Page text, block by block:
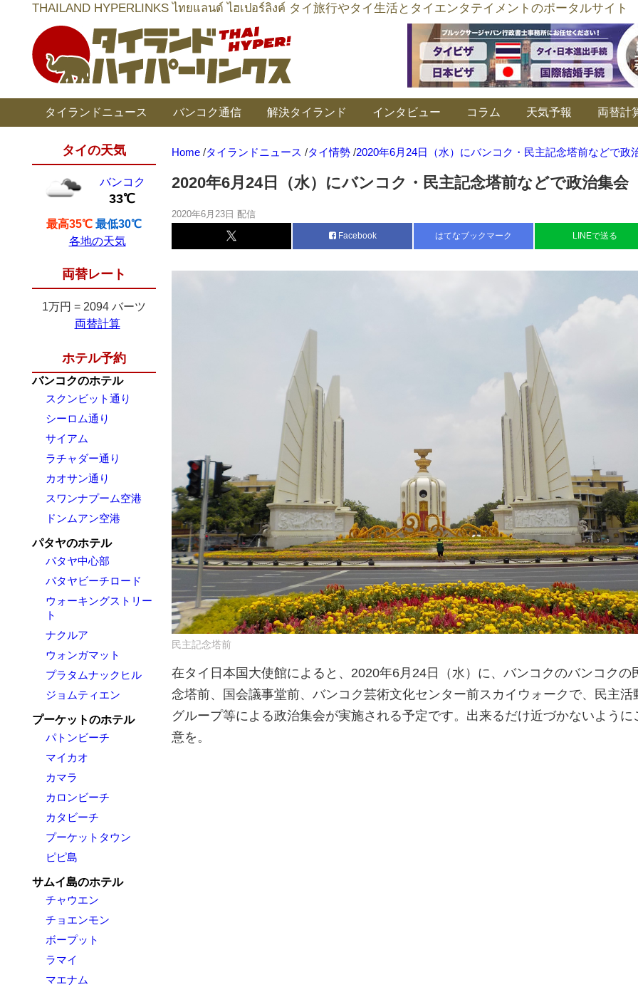
THAILAND HYPERLINKS ไทยแลนด์ ไฮเปอร์ลิงค์ タイ旅行やタイ生活とタイエンタテイメントのポータルサイト
タイランドニュース バンコク通信 解決タイランド インタビュー コラム 天気予報 両替計
タイの天気
バンコク
33℃
最高35℃ 最低30℃
各地の天気
両替レート
1万円 = 2094 バーツ
両替計算
ホテル予約
バンコクのホテル
スクンビット通り
シーロム通り
サイアム
ラチャダー通り
カオサン通り
スワンナプーム空港
ドンムアン空港
パタヤのホテル
パタヤ中心部
パタヤビーチロード
ウォーキングストリー
ト
ナクルア
ウォンガマット
プラタムナックヒル
ジョムティエン
プーケットのホテル
パトンビーチ
マイカオ
カマラ
カロンビーチ
カタビーチ
プーケットタウン
ピピ島
サムイ島のホテル
チャウエン
チョエンモン
ボープット
ラマイ
マエナム
Home /タイランドニュース /タイ情勢 /2020年6月24日（水）にバンコク・民主記念塔前などで政
2020年6月24日（水）にバンコク・民主記念塔前などで政治集会
2020年6月23日 配信
Facebook はてなブックマーク LINEで送る
民主記念塔前
在タイ日本国大使館によると、2020年6月24日（水）に、バンコクのバンコクの
念塔前、国会議事堂前、バンコク芸術文化センター前スカイウォークで、民主活
グループ等による政治集会が実施される予定です。出来るだけ近づかないように
意を。